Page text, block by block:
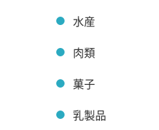
水産
肉類
菓子
乳製品